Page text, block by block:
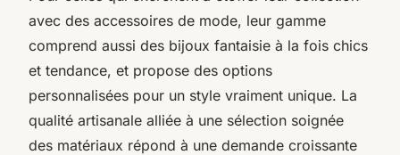
avec des accessoires de mode, leur gamme
comprend aussi des bijoux fantaisie à la fois chics
et tendance, et propose des options
personnalisées pour un style vraiment unique. La
qualité artisanale alliée à une sélection soignée
des matériaux répond à une demande croissante